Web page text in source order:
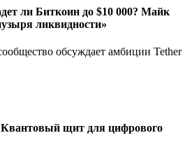
ли Биткоин до $10 000? Майк
ликвидности»
обсуждает амбиции Tether
щит для цифрового